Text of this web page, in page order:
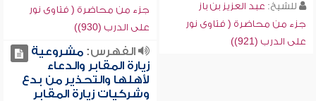
للشيخ: عبد العزيز بن باز
جزء من محاضرة ( فتاوى نور
على الدرب (921))
جزء من محاضرة ( فتاوى نور
على الدرب (930))
الفهرس:مشروعية
زيارة المقابر والدعاء
لأهلها والتحذير من بدع
وشركيات زيارة المقابر